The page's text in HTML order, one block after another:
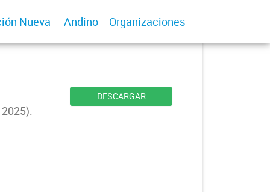
Nueva Andino Organizaciones
DESCARGAR